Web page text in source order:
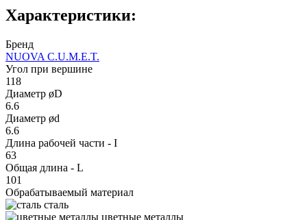
Характеристики:
Бренд
NUOVA C.U.M.E.T.
Угол при вершине
118
Диаметр øD
6.6
Диаметр ød
6.6
Длина рабочей части - I
63
Общая длина - L
101
Обрабатываемый материал
сталь
цветные металлы